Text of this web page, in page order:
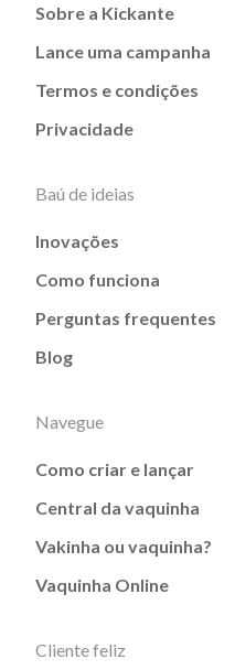
Sobre a Kickante
Lance uma campanha
Termos e condições
Privacidade
Baú de ideias
Inovações
Como funciona
Perguntas frequentes
Blog
Navegue
Como criar e lançar
Central da vaquinha
Vakinha ou vaquinha?
Vaquinha Online
Cliente feliz